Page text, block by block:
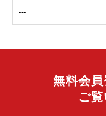
---
無料会
ご覧